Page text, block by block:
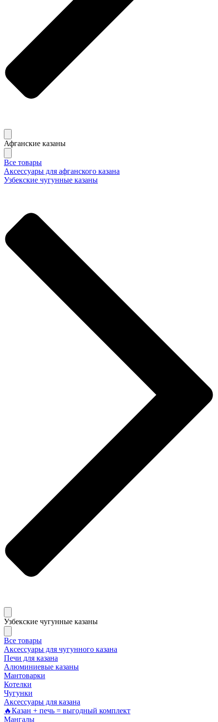
Афганские казаны
Все товары
Аксессуары для афганского казана
Узбекские чугунные казаны
Узбекские чугунные казаны
Все товары
Аксессуары для чугунного казана
Печи для казана
Алюминиевые казаны
Мантоварки
Котелки
Чугунки
Аксессуары для казана
🔥Казан + печь = выгодный комплект
Мангалы